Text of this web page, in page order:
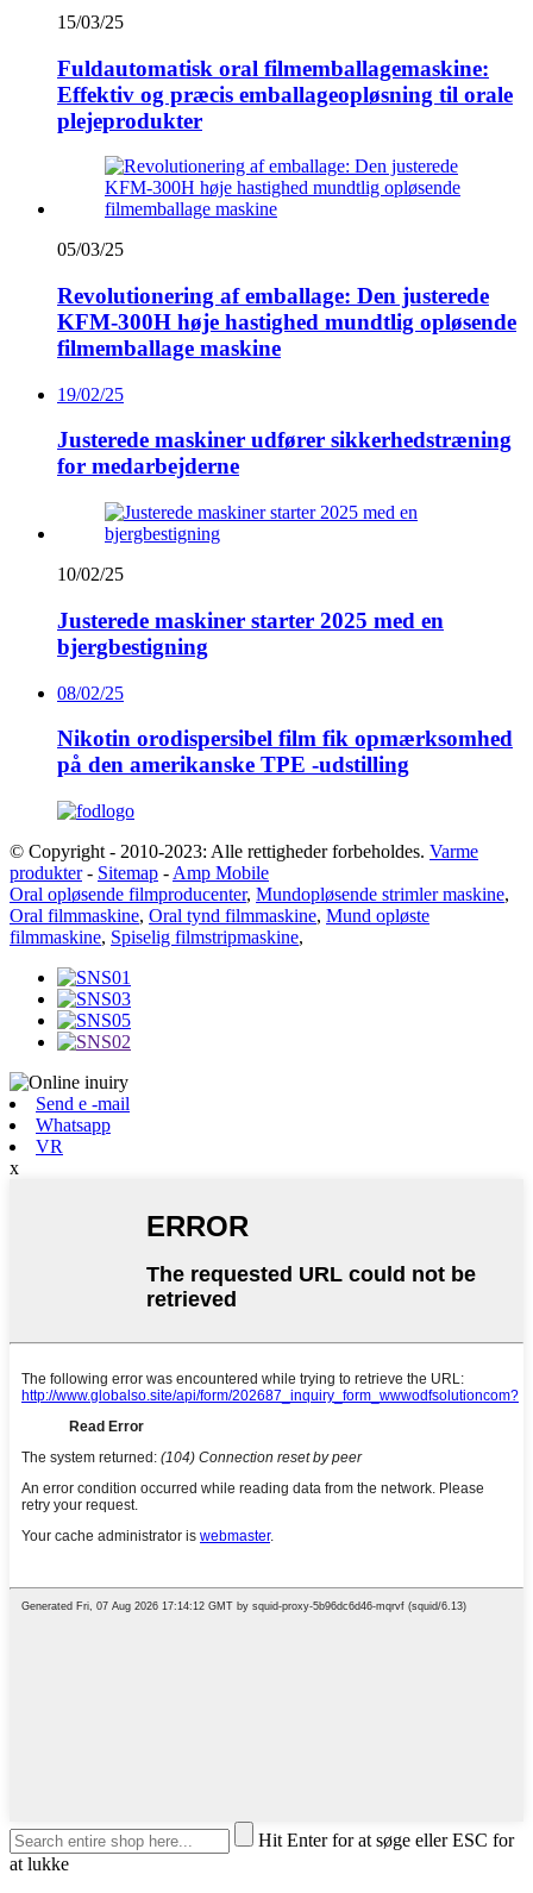
15/03/25
Fuldautomatisk oral filmemballagemaskine:
Effektiv og præcis emballageopløsning til orale
plejeprodukter
05/03/25
Revolutionering af emballage: Den justerede
KFM-300H høje hastighed mundtlig opløsende
filmemballage maskine
19/02/25
Justerede maskiner udfører sikkerhedstræning
for medarbejderne
10/02/25
Justerede maskiner starter 2025 med en
bjergbestigning
08/02/25
Nikotin orodispersibel film fik opmærksomhed
på den amerikanske TPE -udstilling
© Copyright - 2010-2023: Alle rettigheder forbeholdes. Varme
produkter- Sitemap - Amp Mobile
Oral opløsende filmproducenter, Mundopløsende strimler maskine,
Oral filmmaskine, Oral tynd filmmaskine, Mund opløste
filmmaskine, Spiselig filmstripmaskine,
Send e -mail
Whatsapp
VR
x
Hit Enter for at søge eller ESC for
at lukke